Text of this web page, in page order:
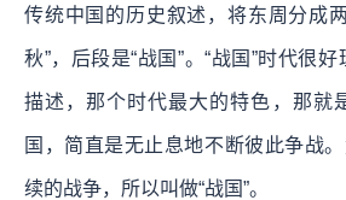
传统中国的历史叙述，将东周分成
秋”，后段是“战国”。“战国”时代很
描述，那个时代最大的特色，那就
国，简直是无止息地不断彼此争战
续的战争，所以叫做“战国”。